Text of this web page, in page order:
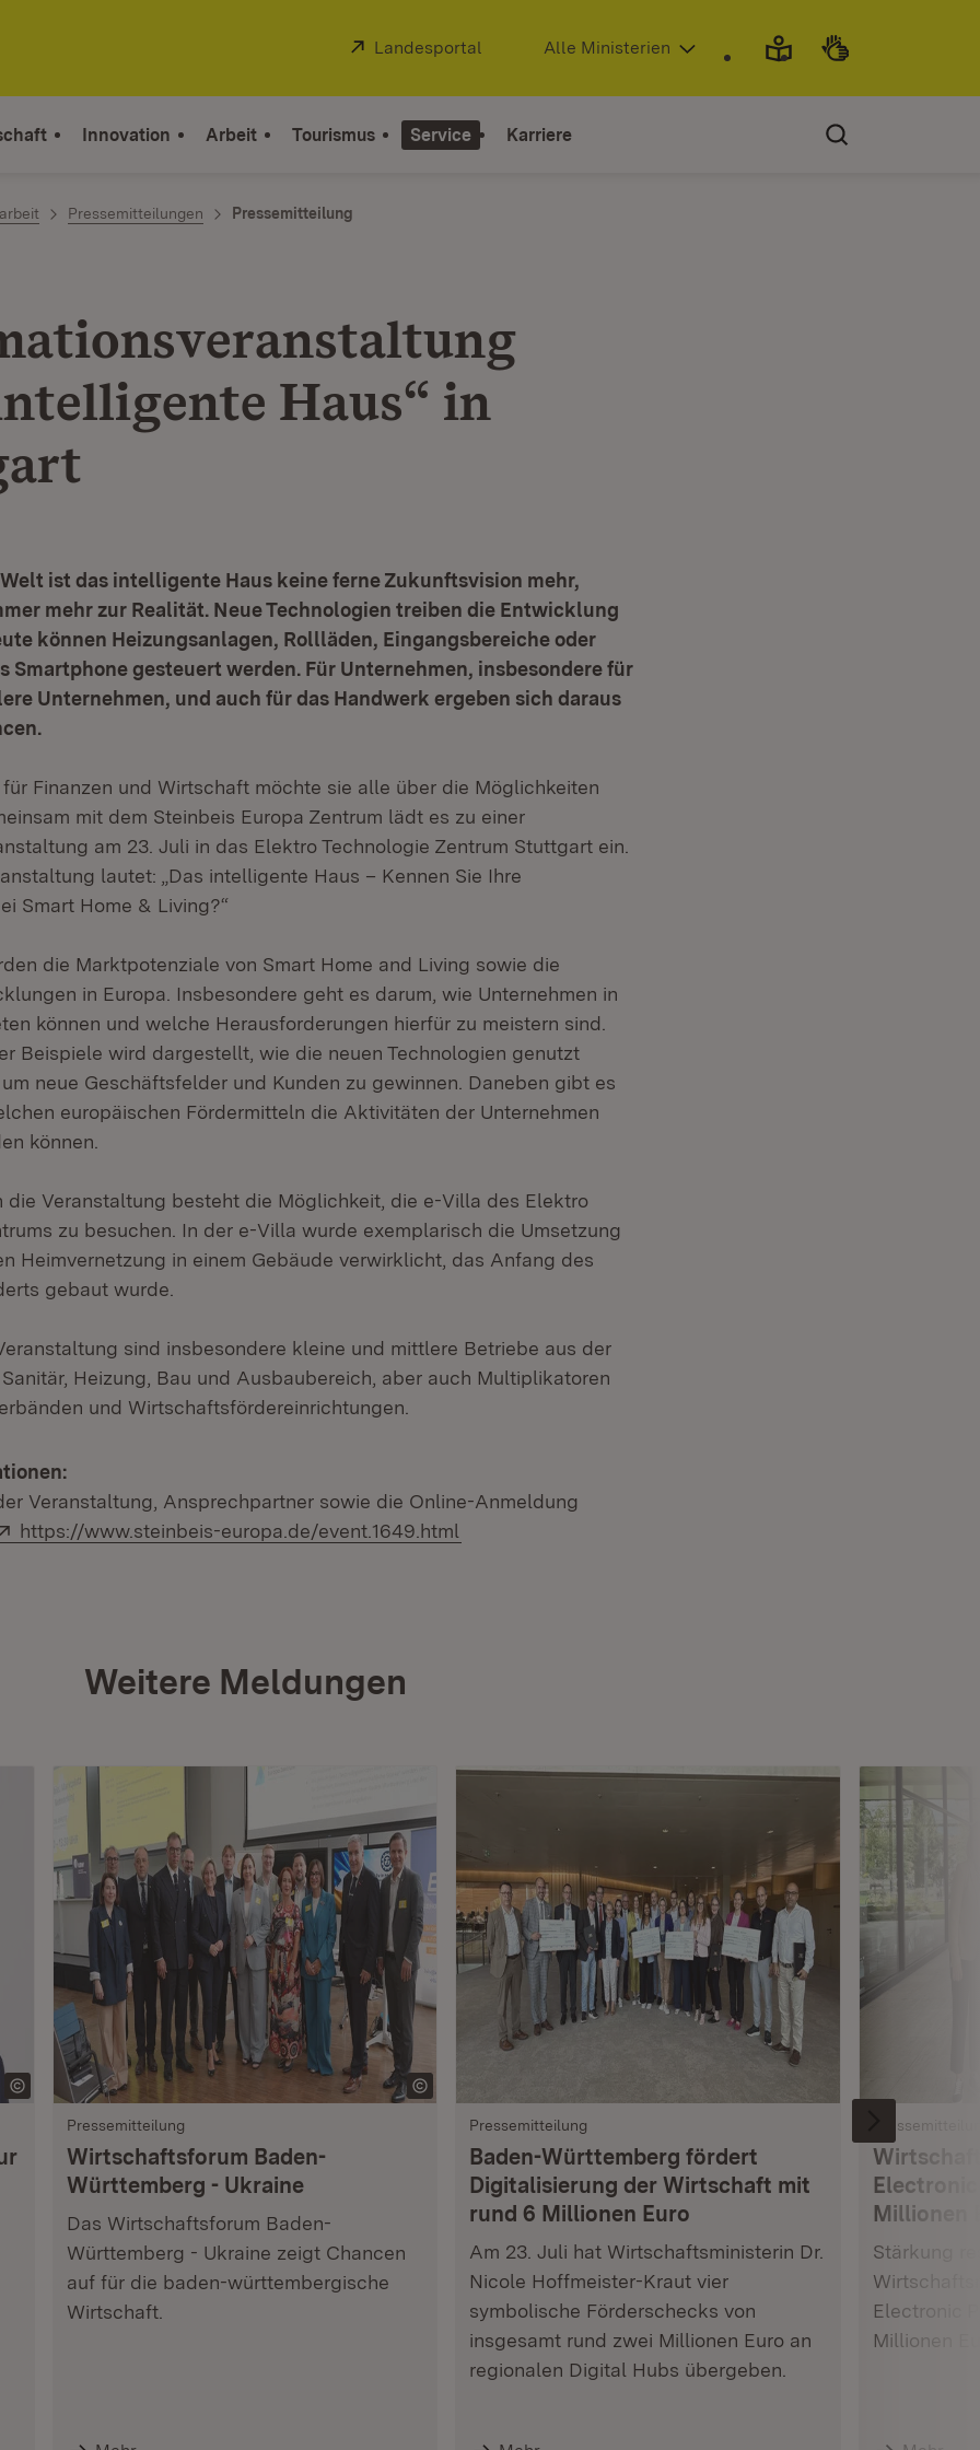
Extern:
Landesportal (Öffnet in neuem Fenster)
Alle Ministerien
Innovation Arbeit Tourismus Service Karriere
Pressemitteilungen Pressemitteilung
Haus“ in
ist das intelligente Haus keine ferne Zukunftsvision mehr,
mehr zur Realität. Neue Technologien treiben die Entwicklung
können Heizungsanlagen, Rollläden, Eingangsbereiche oder
Smartphone gesteuert werden. Für Unternehmen, insbesondere für
Unternehmen, und auch für das Handwerk ergeben sich daraus
Finanzen und Wirtschaft möchte sie alle über die Möglichkeiten
mit dem Steinbeis Europa Zentrum lädt es zu einer
am 23. Juli in das Elektro Technologie Zentrum Stuttgart ein.
lautet: „Das intelligente Haus – Kennen Sie Ihre
Smart Home & Living?“
die Marktpotenziale von Smart Home and Living sowie die
in Europa. Insbesondere geht es darum, wie Unternehmen in
können und welche Herausforderungen hierfür zu meistern sind.
Beispiele wird dargestellt, wie die neuen Technologien genutzt
neue Geschäftsfelder und Kunden zu gewinnen. Daneben gibt es
europäischen Fördermitteln die Aktivitäten der Unternehmen
können.
die Veranstaltung besteht die Möglichkeit, die e-Villa des Elektro
zu besuchen. In der e-Villa wurde exemplarisch die Umsetzung
Heimvernetzung in einem Gebäude verwirklicht, das Anfang des
gebaut wurde.
sind insbesondere kleine und mittlere Betriebe aus der
Heizung, Bau und Ausbaubereich, aber auch Multiplikatoren
und Wirtschaftsfördereinrichtungen.
Veranstaltung, Ansprechpartner sowie die Online-Anmeldung
Extern:
https://www.steinbeis-europa.de/event.1649.html
Weitere Meldungen
Pressemitteilung
Wirtschaftsforum Baden-
Württemberg - Ukraine
Das Wirtschaftsforum Baden-
Württemberg - Ukraine zeigt Chancen
auf für die baden-württembergische
Wirtschaft.
Pressemitteilung
Baden-Württemberg fördert
Digitalisierung der Wirtschaft mit
rund 6 Millionen Euro
Am 23. Juli hat Wirtschaftsministerin Dr.
Nicole Hoffmeister-Kraut vier
symbolische Förderschecks von
insgesamt rund zwei Millionen Euro an
regionalen Digital Hubs übergeben.
Millionen
Stärkung
Electronic
Millionen